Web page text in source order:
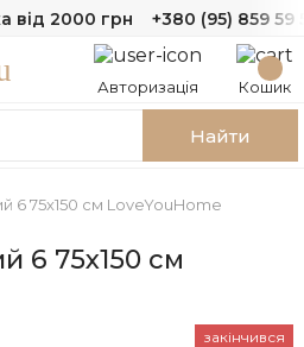
від 2000 грн +380 (95) 859 59
Авторизація Кошик
Найти
6 75х150 см LoveYouHome
6 75х150 см
закінчився